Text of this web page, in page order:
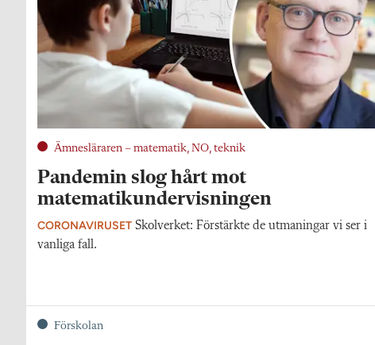
Ämnesläraren – matematik, NO, teknik
Pandemin slog hårt mot
matematikundervisningen
CORONAVIRUSET Skolverket: Förstärkte de utmaningar vi ser i
vanliga fall.
Förskolan